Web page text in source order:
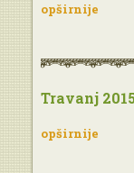
opširnije
Travanj
opširnije